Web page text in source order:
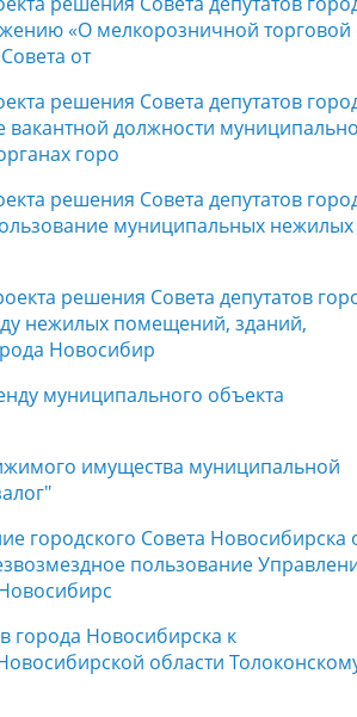
«О мелкорозничной торговой
от
решения Совета депутатов
должности
горо
решения Совета депутатов
муниципальных нежилых
решения Совета депутатов
нежилых помещений, зданий,
Новосибир
муниципального объекта
имущества муниципальной
городского Совета Новосибирска
пользование
города Новосибирска к
области